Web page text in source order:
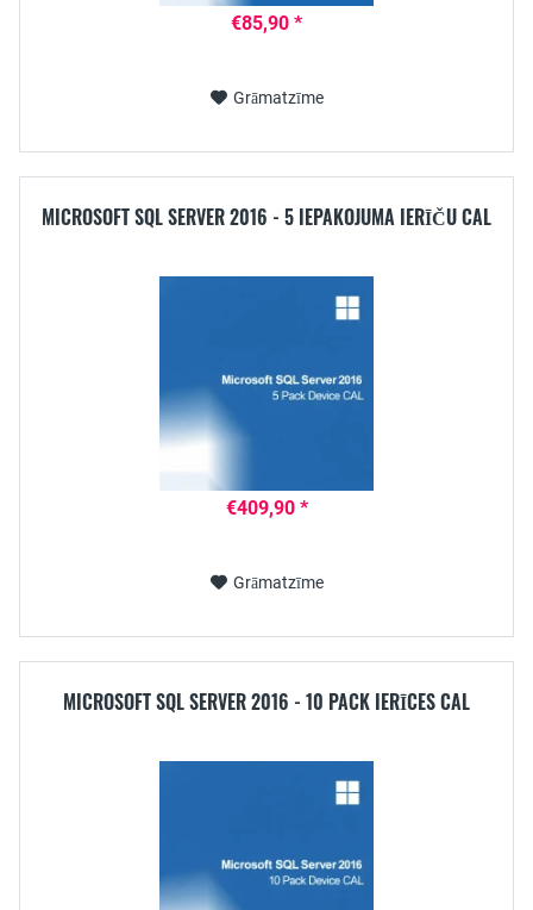
€85,90 *
Grāmatzīme
MICROSOFT SQL SERVER 2016 - 5 IEPAKOJUMA IERĪČU CAL
€409,90 *
Grāmatzīme
MICROSOFT SQL SERVER 2016 - 10 PACK IERĪCES CAL